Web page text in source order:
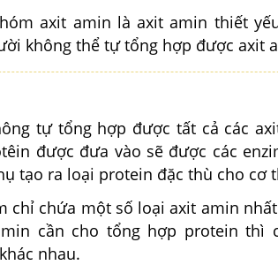
axit amin là axit amin thiết
không thể tự tổng hợp được axit
tự tổng hợp được tất cả các
được đưa vào sẽ được các
tạo ra loại protein đặc thù cho cơ
chỉ chứa một số loại axit amin
cần cho tổng hợp protein thì
nhau.